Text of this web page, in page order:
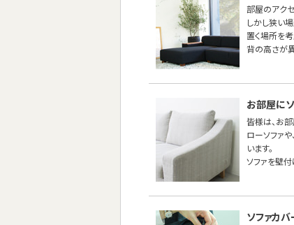
部屋のアクセ
しかし狭い
置く場所を
背の高さが
お部屋に
皆様は、お部
ローソファ
います。
ソファを壁
ソファカ